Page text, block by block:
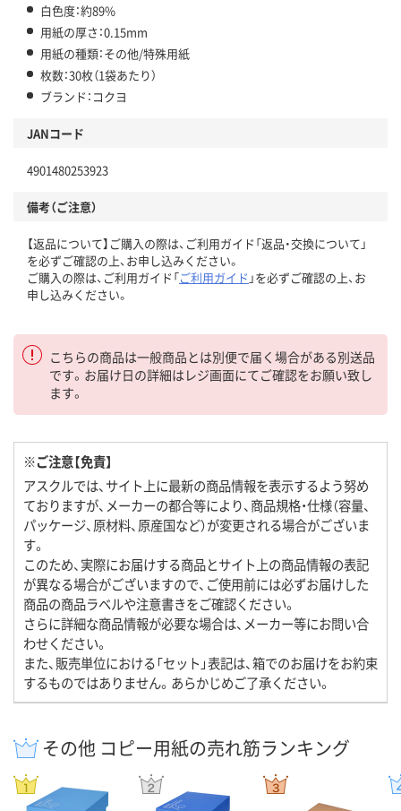
白色度：約89%
用紙の厚さ：0.15mm
用紙の種類：その他/特殊用紙
枚数：30枚（1袋あたり）
ブランド：コクヨ
JANコード
4901480253923
備考（ご注意）
【返品について】ご購入の際は、ご利用ガイド「返品・交換について」
を必ずご確認の上、お申し込みください。
ご購入の際は、ご利用ガイド「ご利用ガイド 」を必ずご確認の上、お
申し込みください。
こちらの商品は一般商品とは別便で届く場合がある別送品
です。お届け日の詳細はレジ画面にてご確認をお願い致し
ます。
※ご注意【免責】
アスクルでは、サイト上に最新の商品情報を表示するよう努め
ておりますが、メーカーの都合等により、商品規格・仕様（容量、
パッケージ、原材料、原産国など）が変更される場合がございま
す。
このため、実際にお届けする商品とサイト上の商品情報の表記
が異なる場合がございますので、ご使用前には必ずお届けした
商品の商品ラベルや注意書きをご確認ください。
さらに詳細な商品情報が必要な場合は、メーカー等にお問い合
わせください。
また、販売単位における「セット」表記は、箱でのお届けをお約束
するものではありません。あらかじめご了承ください。
その他 コピー用紙の売れ筋ランキング